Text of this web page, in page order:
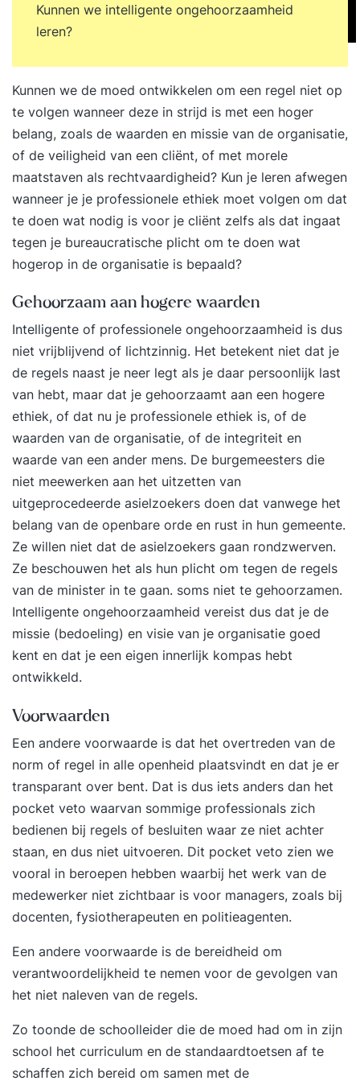
Kunnen we intelligente ongehoorzaamheid
leren?
Kunnen we de moed ontwikkelen om een regel niet op
te volgen wanneer deze in strijd is met een hoger
belang, zoals de waarden en missie van de organisatie,
of de veiligheid van een cliënt, of met morele
maatstaven als rechtvaardigheid? Kun je leren afwegen
wanneer je je professionele ethiek moet volgen om dat
te doen wat nodig is voor je cliënt zelfs als dat ingaat
tegen je bureaucratische plicht om te doen wat
hogerop in de organisatie is bepaald?
Gehoorzaam aan hogere waarden
Intelligente of professionele ongehoorzaamheid is dus
niet vrijblijvend of lichtzinnig. Het betekent niet dat je
de regels naast je neer legt als je daar persoonlijk last
van hebt, maar dat je gehoorzaamt aan een hogere
ethiek, of dat nu je professionele ethiek is, of de
waarden van de organisatie, of de integriteit en
waarde van een ander mens. De burgemeesters die
niet meewerken aan het uitzetten van
uitgeprocedeerde asielzoekers doen dat vanwege het
belang van de openbare orde en rust in hun gemeente.
Ze willen niet dat de asielzoekers gaan rondzwerven.
Ze beschouwen het als hun plicht om tegen de regels
van de minister in te gaan. soms niet te gehoorzamen.
Intelligente ongehoorzaamheid vereist dus dat je de
missie (bedoeling) en visie van je organisatie goed
kent en dat je een eigen innerlijk kompas hebt
ontwikkeld.
Voorwaarden
Een andere voorwaarde is dat het overtreden van de
norm of regel in alle openheid plaatsvindt en dat je er
transparant over bent. Dat is dus iets anders dan het
pocket veto waarvan sommige professionals zich
bedienen bij regels of besluiten waar ze niet achter
staan, en dus niet uitvoeren. Dit pocket veto zien we
vooral in beroepen hebben waarbij het werk van de
medewerker niet zichtbaar is voor managers, zoals bij
docenten, fysiotherapeuten en politieagenten.
Een andere voorwaarde is de bereidheid om
verantwoordelijkheid te nemen voor de gevolgen van
het niet naleven van de regels.
Zo toonde de schoolleider die de moed had om in zijn
school het curriculum en de standaardtoetsen af te
schaffen zich bereid om samen met de